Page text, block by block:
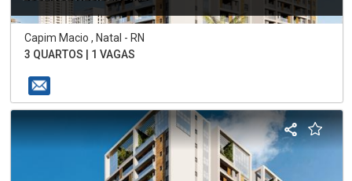
Capim Macio , Natal - RN
3 QUARTOS | 1 VAGAS